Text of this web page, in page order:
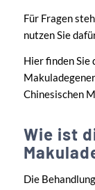
Für Fragen
nutzen Sie
Hier finden
Chinesischen
Wie ist
Die